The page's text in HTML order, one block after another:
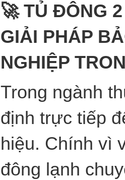
🚀 TỦ ĐÔNG
GIẢI PHÁP
NGHIỆP
Trong ngành
định trực tiếp
hiệu. Chính vì
đông lạnh